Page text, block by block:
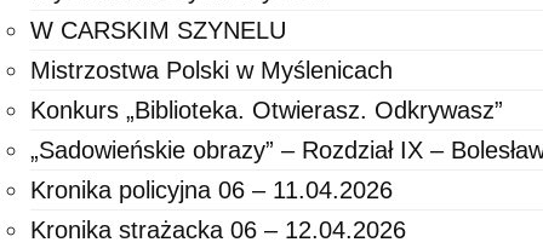
W CARSKIM SZYNELU
Mistrzostwa Polski w Myślenicach
Konkurs „Biblioteka. Otwierasz. Odkrywasz”
„Sadowieńskie obrazy” – Rozdział IX –
Kronika policyjna 06 – 11.04.2026
Kronika strażacka 06 – 12.04.2026